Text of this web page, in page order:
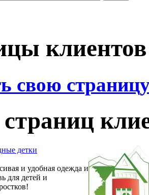
клиентов
свою
детки
и удобная одежда и
для детей и